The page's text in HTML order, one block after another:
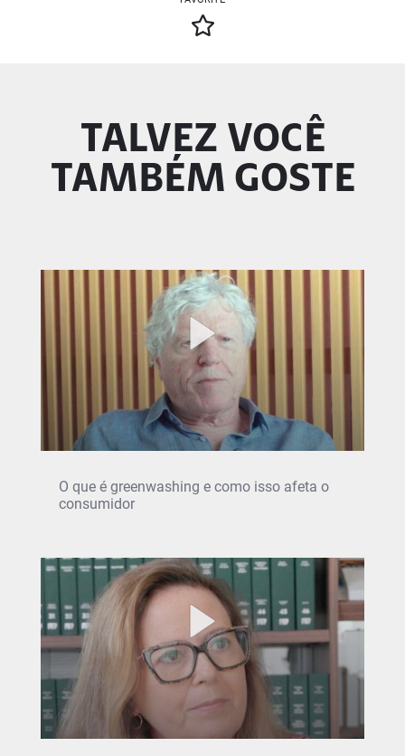
TALVEZ VOCÊ
TAMBÉM GOSTE
O que é greenwashing e como isso afeta o
consumidor